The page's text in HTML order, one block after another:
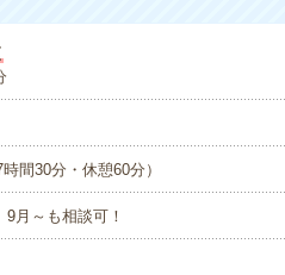
間30分・休憩60分）
～も相談可！